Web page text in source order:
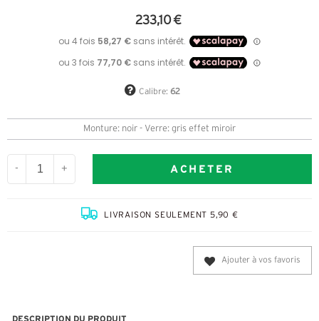
233,10 €
Calibre: 62
Monture: noir - Verre: gris effet miroir
- + ACHETER
LIVRAISON SEULEMENT 5,90 €
Ajouter à vos favoris
DESCRIPTION DU PRODUIT